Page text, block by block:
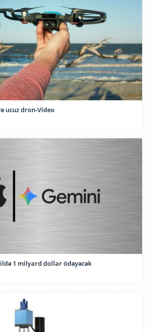
ucuz dron-Video
1 milyard dollar ödəyəcək